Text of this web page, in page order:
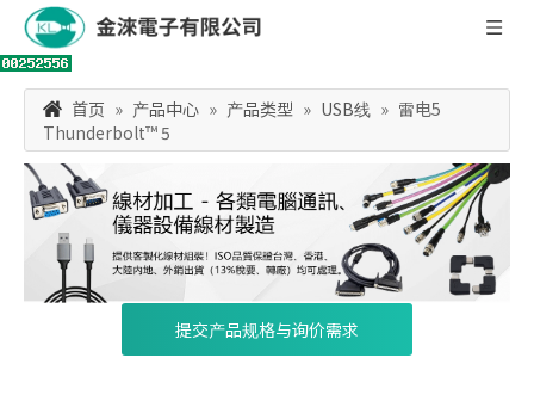
首页 » 产品中心 » 产品类型 » USB线 » 雷电5
Thunderbolt™ 5
提交产品规格与询价需求